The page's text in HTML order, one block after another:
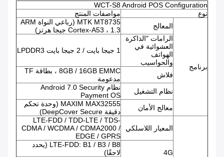
WCT-S8 Android POS Configuration
نوع
مواصفات المنتج
برنامج
المعالج
MTK MT8735 (رباعي النواة ARM
Cortex-A53 ، 1.3 جيجا هرتز)
الرامات "الذاكرة
العشوائية في
الهواتف
والحواسيب
1 جيجا بايت / 2 جيجا بايت LPDDR3
فلاش
8GB / 16GB EMMC ، بطاقة TF
مدعومة
نظام التشغيل
نظام Android 7.0 Security
Payment OS
معالج الأمان
MAXIM MAX32555 (وحدة تحكم
دقيقة DeepCover Secure)
المعيار اللاسلكي
LTE-FDD / TDD-LTE / TDS-
CDMA / WCDMA / CDMA2000 /
EDGE / GPRS
4G
LTE-FDD: B1 / B3 / B8 (يحدد
لاحقًا)